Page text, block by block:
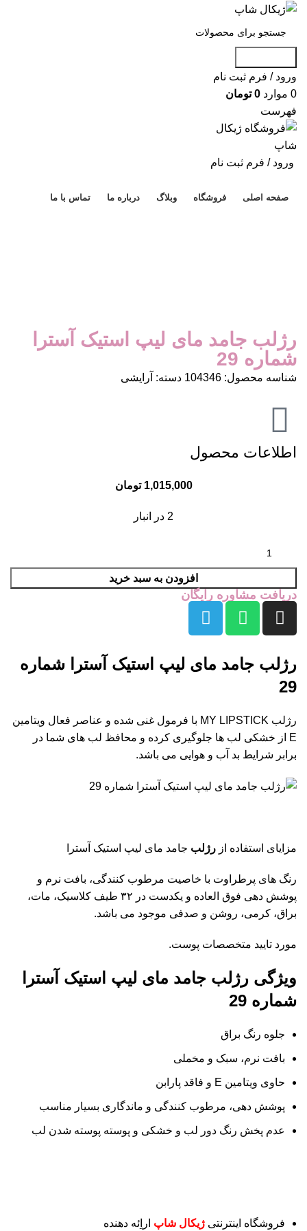
ورود / فرم ثبت نام
0 موارد 0 تومان
فهرست
ورود / فرم ثبت نام
صفحه اصلی فروشگاه وبلاگ درباره ما تماس با ما
رژلب جامد مای لیپ استیک آسترا
شماره 29
شناسه محصول: 104346 دسته: آرایشی
اطلاعات محصول
1,015,000 تومان
2 در انبار
افزودن به سبد خرید
دریافت مشاوره رایگان
رژلب جامد مای لیپ استیک آسترا شماره
29
رژلب MY LIPSTICK با فرمول غنی شده و عناصر فعال ویتامین
E از خشکی لب ها جلوگیری کرده و محافظ لب های شما در
برابر شرایط بد آب و هوایی می باشد.
مزایای استفاده از رژلب جامد مای لیپ استیک آسترا
رنگ های پرطراوت با خاصیت مرطوب کنندگی، بافت نرم و
پوشش دهی فوق العاده و یکدست در ۳۲ طیف کلاسیک، مات،
براق، کرمی، روشن و صدفی موجود می باشد.
مورد تایید متخصصات پوست.
ویژگی رژلب جامد مای لیپ استیک آسترا
شماره 29
جلوه رنگ براق
بافت نرم، سبک و مخملی
حاوی ویتامین E و فاقد پارابن
پوشش دهی، مرطوب کنندگی و ماندگاری بسیار مناسب
عدم پخش رنگ دور لب و خشکی و پوسته پوسته شدن لب
فروشگاه اینترنتی ژیکال شاپ اراِئه دهنده